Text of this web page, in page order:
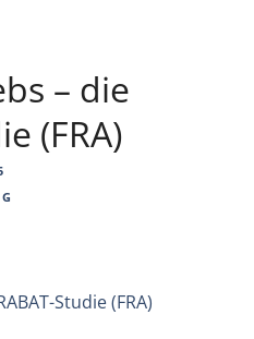
– die
(FRA)